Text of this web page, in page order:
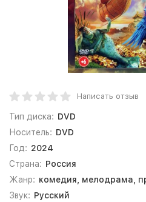
Написать отзыв
Тип диска: DVD
Носитель: DVD
Год: 2024
Страна: Россия
Жанр: комедия, мелодрама,
Звук: Русский